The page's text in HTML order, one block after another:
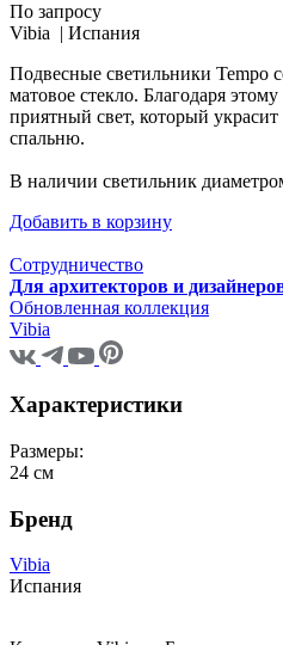
По запросу
Vibia | Испания
Подвесные светильники Tempo
матовое стекло. Благодаря
приятный свет, который
спальню.
В наличии светильник
Добавить в корзину
Сотрудничество
Для архитекторов и
Обновленная коллекция
Vibia
Характеристики
Размеры:
24 см
Бренд
Vibia
Испания